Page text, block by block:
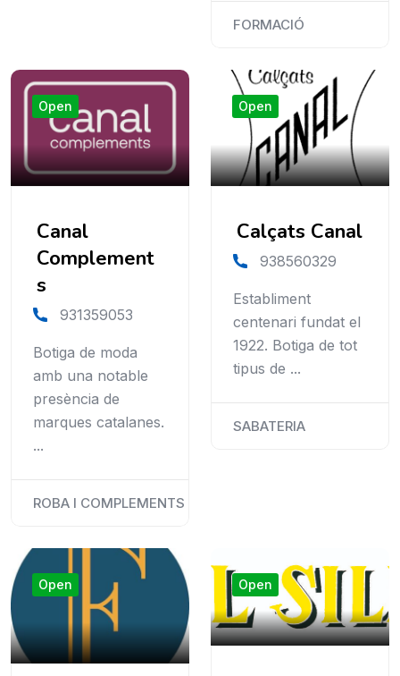
FORMACIÓ
Open
Canal
Complement
s
931359053
Botiga de moda
amb una notable
presència de
marques catalanes.
...
ROBA I COMPLEMENTS
Open
Calçats Canal
938560329
Establiment
centenari fundat el
1922. Botiga de tot
tipus de ...
SABATERIA
Open Open